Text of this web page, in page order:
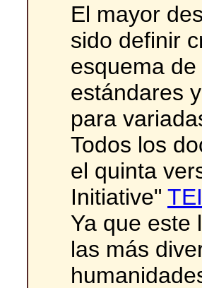
El mayor
sido definir
esquema
estándares
para
Todos los
el quinta
Initiative"
Ya que este
las más